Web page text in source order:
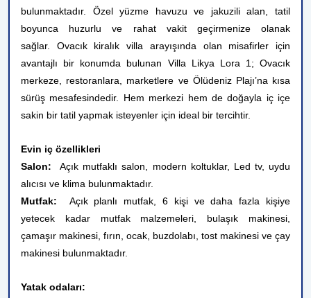
bulunmaktadır. Özel yüzme havuzu ve jakuzili alan, tatil
boyunca huzurlu ve rahat vakit geçirmenize olanak
sağlar. Ovacık kiralık villa arayışında olan misafirler için
avantajlı bir konumda bulunan Villa Likya Lora 1; Ovacık
merkeze, restoranlara, marketlere ve Ölüdeniz Plajı’na kısa
sürüş mesafesindedir. Hem merkezi hem de doğayla iç içe
sakin bir tatil yapmak isteyenler için ideal bir tercihtir.
Evin iç özellikleri
Salon: Açık mutfaklı salon, modern koltuklar, Led tv, uydu
alıcısı ve klima bulunmaktadır.
Mutfak: Açık planlı mutfak, 6 kişi ve daha fazla kişiye
yetecek kadar mutfak malzemeleri, bulaşık makinesi,
çamaşır makinesi, fırın, ocak, buzdolabı, tost makinesi ve çay
makinesi bulunmaktadır.
Yatak odaları: